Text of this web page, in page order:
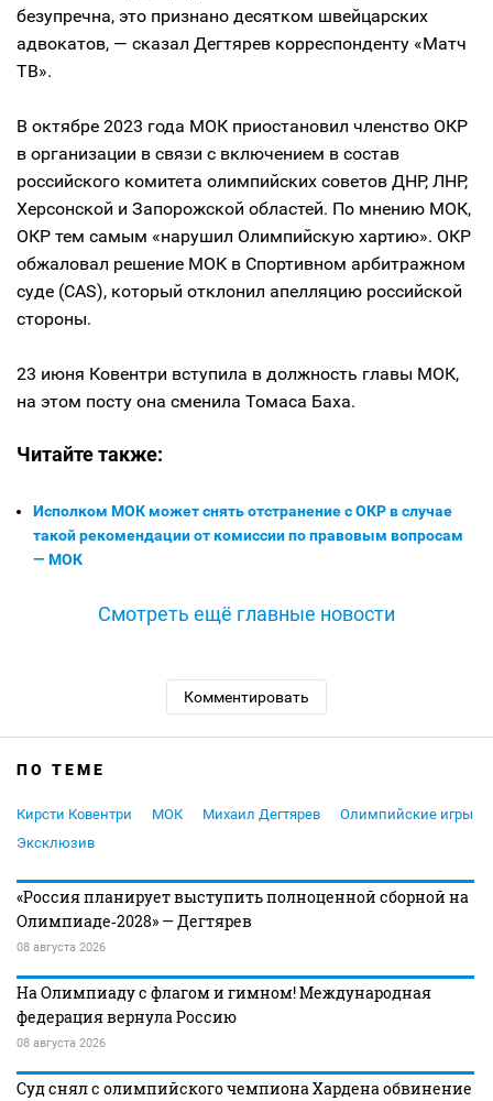
безупречна, это признано десятком швейцарских
адвокатов, — сказал Дегтярев корреспонденту «Матч
ТВ».
В октябре 2023 года МОК приостановил членство ОКР
в организации в связи с включением в состав
российского комитета олимпийских советов ДНР, ЛНР,
Херсонской и Запорожской областей. По мнению МОК,
ОКР тем самым «нарушил Олимпийскую хартию». ОКР
обжаловал решение МОК в Спортивном арбитражном
суде (CAS), который отклонил апелляцию российской
стороны.
23 июня Ковентри вступила в должность главы МОК,
на этом посту она сменила Томаса Баха.
Читайте также:
Исполком МОК может снять отстранение с ОКР в случае
такой рекомендации от комиссии по правовым вопросам
— МОК
Смотреть ещё главные новости
Комментировать
ПО ТЕМЕ
Кирсти Ковентри МОК Михаил Дегтярев
Олимпийские игры
Эксклюзив
«Россия планирует выступить полноценной сборной на
Олимпиаде‑2028» — Дегтярев
08 августа 2026
На Олимпиаду с флагом и гимном! Международная
федерация вернула Россию
08 августа 2026
Суд снял с олимпийского чемпиона Хардена обвинение